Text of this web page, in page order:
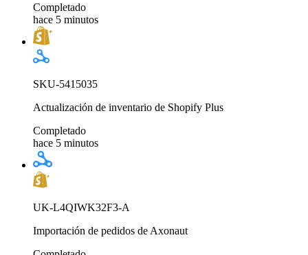
Completado
hace 5 minutos
SKU-5415035
Actualización de inventario de Shopify Plus
Completado
hace 5 minutos
UK-L4QIWK32F3-A
Importación de pedidos de Axonaut